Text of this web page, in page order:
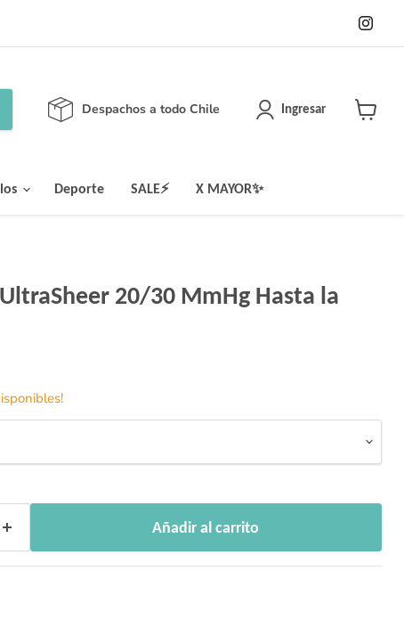
Despachos a todo Chile Ingresar
Deporte SALE⚡ X MAYOR✨
20/30 MmHg Hasta la
Añadir al carrito